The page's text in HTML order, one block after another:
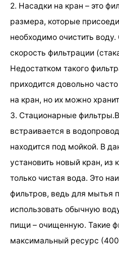
2. Насадки на кран – это
размера, которые
необходимо очистить
скорость фильтрации
Недостатком такого
приходится довольно
на кран, но их можно
3. Стационарные
встраивается в
находится под мойкой. В
установить новый кран, из
только чистая вода. Это
фильтров, ведь для мытья
использовать обычную
пищи – очищенную. Такие
максимальный ресурс